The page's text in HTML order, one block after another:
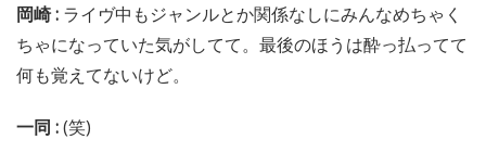
岡崎 : ライヴ中もジャンルとか関係なしにみんなめちゃく
ちゃになっていた気がしてて。最後のほうは酔っ払ってて
何も覚えてないけど。
一同 :(笑)